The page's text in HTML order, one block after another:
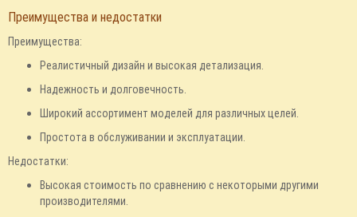
Преимущества и недостатки
Преимущества:
Реалистичный дизайн и высокая детализация.
Надежность и долговечность.
Широкий ассортимент моделей для различных целей.
Простота в обслуживании и эксплуатации.
Недостатки:
Высокая стоимость по сравнению с некоторыми другими
производителями.